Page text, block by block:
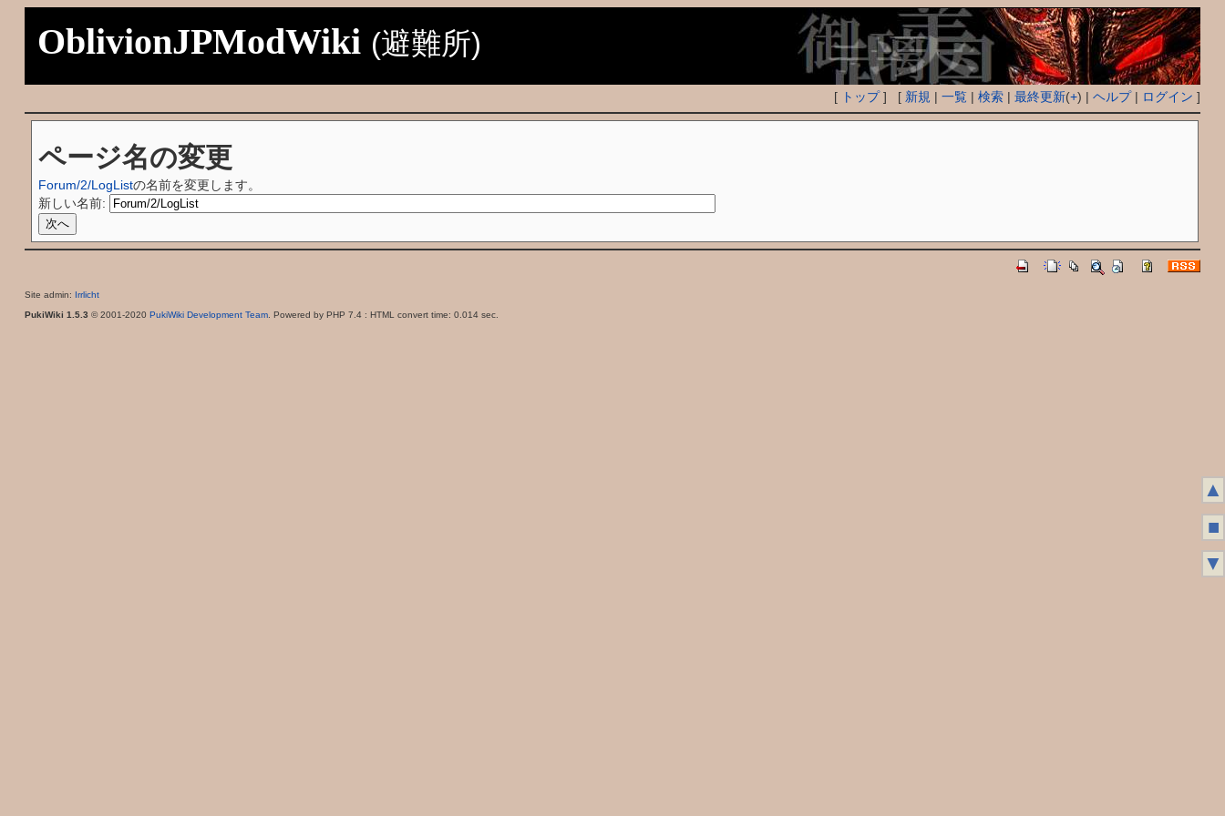
OblivionJPModWiki (避難所)
[ トップ] [ 新規 |一覧 |検索 |最終更新(+) |ヘルプ| ログイン ]
ページ名の変更
Forum/2/LogListの名前を変更します。
新しい名前:
Site admin: Irrlicht
PukiWiki 1.5.3 © 2001-2020 PukiWiki Development Team. Powered by PHP 7.4 : HTML convert time: 0.014 sec.
▲
■
▼